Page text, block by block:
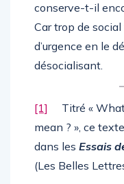
conserve-t-il
Car trop de
d’urgence en le
désocialisant.
[1] Titré « What
mean ? », ce
dans les Essais
(Les Belles